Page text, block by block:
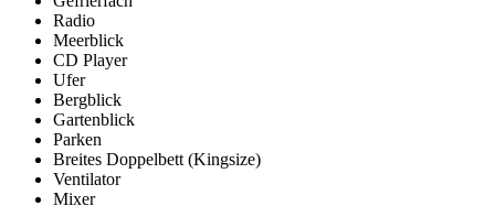
Radio
Meerblick
CD Player
Ufer
Bergblick
Gartenblick
Parken
Breites Doppelbett (Kingsize)
Ventilator
Mixer